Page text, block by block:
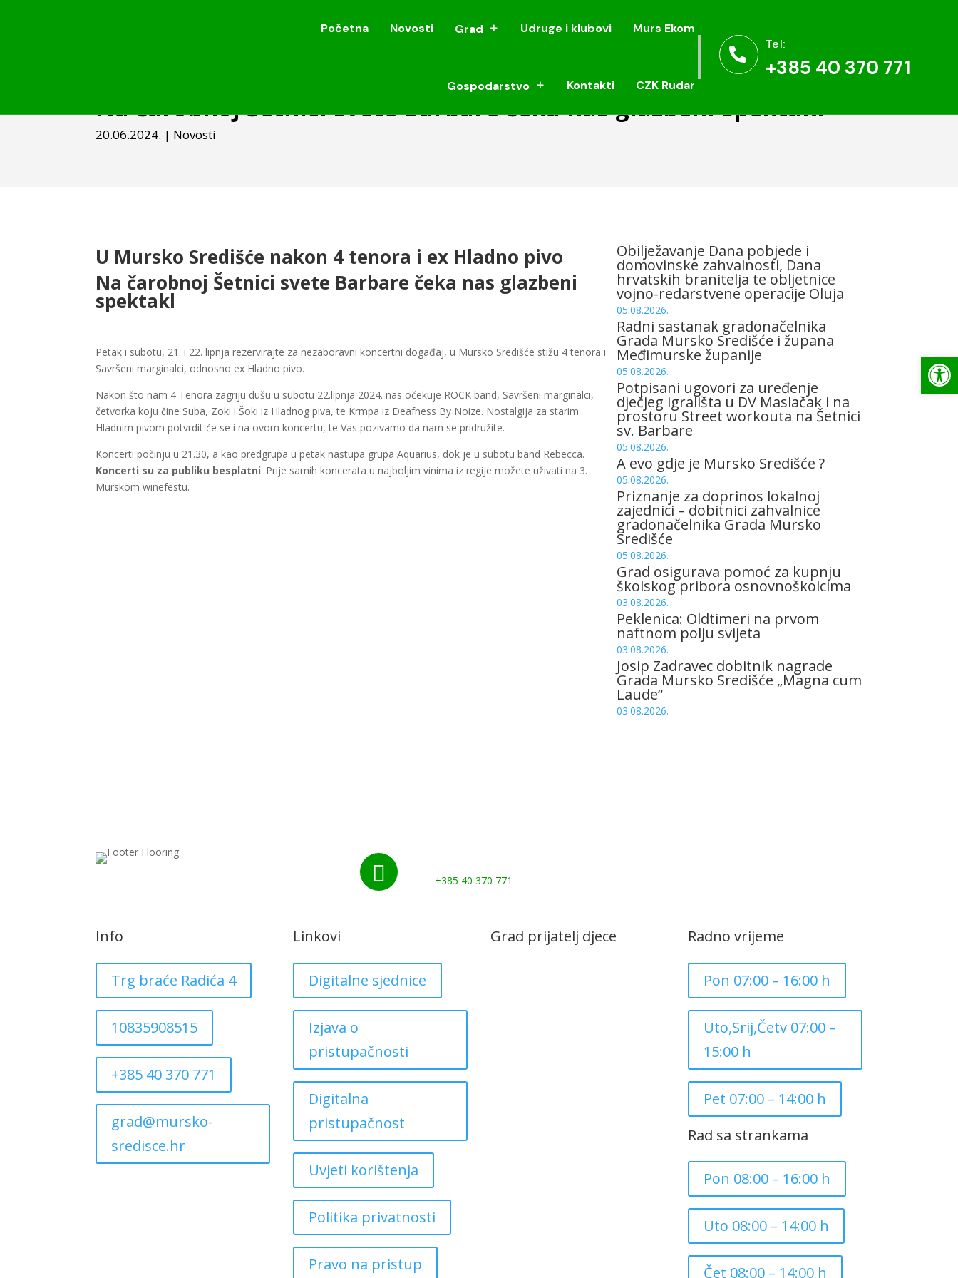
Početna Novosti Grad Udruge i klubovi Murs Ekom
Gospodarstvo Kontakti CZK Rudar
 Tel:
+385 40 370 771
Početna Novosti Grad Udruge i klubovi Murs Ekom
Gospodarstvo Kontakti CZK Rudar

Tel:
+385 40 370 771
Na čarobnoj Šetnici svete Barbare čeka nas glazbeni spektakl
20.06.2024. | Novosti
U Mursko Središće nakon 4 tenora i ex Hladno pivo
Na čarobnoj Šetnici svete Barbare čeka nas glazbeni
spektakl
Petak i subotu, 21. i 22. lipnja rezervirajte za nezaboravni koncertni događaj, u Mursko Središće stižu 4 tenora i
Savršeni marginalci, odnosno ex Hladno pivo.
Nakon što nam 4 Tenora zagriju dušu u subotu 22.lipnja 2024. nas očekuje ROCK band, Savršeni marginalci,
četvorka koju čine Suba, Zoki i Šoki iz Hladnog piva, te Krmpa iz Deafness By Noize. Nostalgija za starim
Hladnim pivom potvrdit će se i na ovom koncertu, te Vas pozivamo da nam se pridružite.
Koncerti počinju u 21.30, a kao predgrupa u petak nastupa grupa Aquarius, dok je u subotu band Rebecca.
Koncerti su za publiku besplatni. Prije samih koncerata u najboljim vinima iz regije možete uživati na 3.
Murskom winefestu.
Obilježavanje Dana pobjede i
domovinske zahvalnosti, Dana
hrvatskih branitelja te obljetnice
vojno-redarstvene operacije Oluja
05.08.2026.
Radni sastanak gradonačelnika
Grada Mursko Središće i župana
Međimurske županije
05.08.2026.
Potpisani ugovori za uređenje
dječjeg igrališta u DV Maslačak i na
prostoru Street workouta na Šetnici
sv. Barbare
05.08.2026.
A evo gdje je Mursko Središće ?
05.08.2026.
Priznanje za doprinos lokalnoj
zajednici – dobitnici zahvalnice
gradonačelnika Grada Mursko
Središće
05.08.2026.
Grad osigurava pomoć za kupnju
školskog pribora osnovnoškolcima
03.08.2026.
Peklenica: Oldtimeri na prvom
naftnom polju svijeta
03.08.2026.
Josip Zadravec dobitnik nagrade
Grada Mursko Središće „Magna cum
Laude“
03.08.2026.
 +385 40 370 771
Info
Trg braće Radića 4
10835908515
+385 40 370 771
grad@mursko-
sredisce.hr
Linkovi
Digitalne sjednice
Izjava o
pristupačnosti
Digitalna
pristupačnost
Uvjeti korištenja
Politika privatnosti
Pravo na pristup
Grad prijatelj djece Radno vrijeme
Pon 07:00 – 16:00 h
Uto,Srij,Četv 07:00 –
15:00 h
Pet 07:00 – 14:00 h
Rad sa strankama
Pon 08:00 – 16:00 h
Uto 08:00 – 14:00 h
Čet 08:00 – 14:00 h